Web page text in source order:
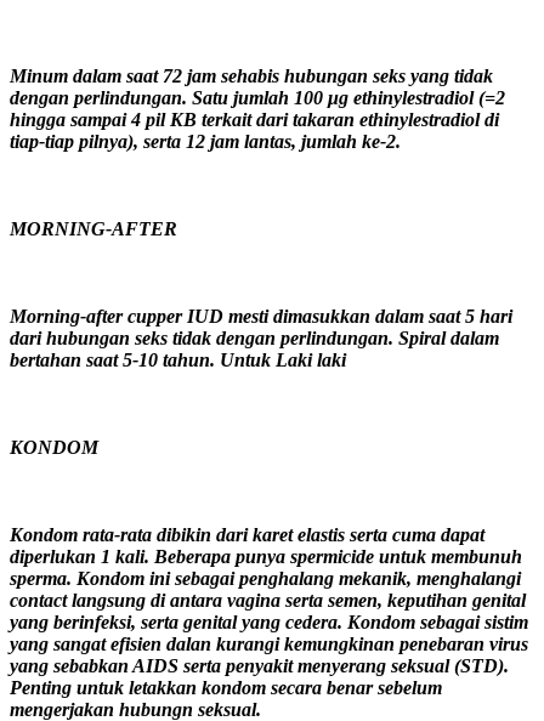
Minum dalam saat 72 jam sehabis hubungan seks yang tidak
dengan perlindungan. Satu jumlah 100 μg ethinylestradiol (=2
hingga sampai 4 pil KB terkait dari takaran ethinylestradiol di
tiap-tiap pilnya), serta 12 jam lantas, jumlah ke-2.
MORNING-AFTER
Morning-after cupper IUD mesti dimasukkan dalam saat 5 hari
dari hubungan seks tidak dengan perlindungan. Spiral dalam
bertahan saat 5-10 tahun. Untuk Laki laki
KONDOM
Kondom rata-rata dibikin dari karet elastis serta cuma dapat
diperlukan 1 kali. Beberapa punya spermicide untuk membunuh
sperma. Kondom ini sebagai penghalang mekanik, menghalangi
contact langsung di antara vagina serta semen, keputihan genital
yang berinfeksi, serta genital yang cedera. Kondom sebagai sistim
yang sangat efisien dalan kurangi kemungkinan penebaran virus
yang sebabkan AIDS serta penyakit menyerang seksual (STD).
Penting untuk letakkan kondom secara benar sebelum
mengerjakan hubungn seksual.